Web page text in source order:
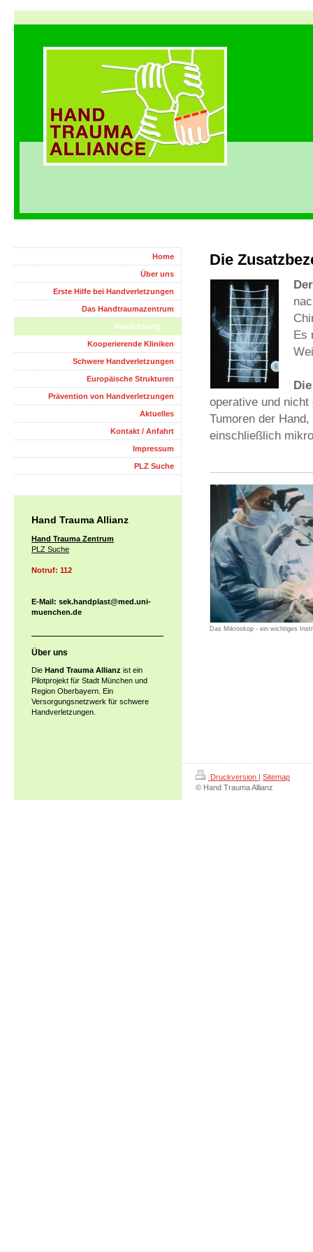
Die
Es
operative und nicht
Tumoren der
einschließlich
Das Mikroskop - ein wichtiges
Home
Über uns
Erste Hilfe bei Handverletzungen
Das Handtraumazentrum
Handchirurg
Kooperierende Kliniken
Schwere Handverletzungen
Europäische Strukturen
Prävention von Handverletzungen
Aktuelles
Kontakt / Anfahrt
Impressum
PLZ Suche
Hand Trauma Allianz
Hand Trauma Zentrum
PLZ Suche
Notruf: 112
E-Mail: sek.handplast@med.uni-
muenchen.de
Über uns
Die Hand Trauma Allianz ist ein
Pilotprojekt für Stadt München und
Region Oberbayern. Ein
Versorgungsnetzwerk für schwere
Handverletzungen.
Druckversion | Sitemap
© Hand Trauma Allianz